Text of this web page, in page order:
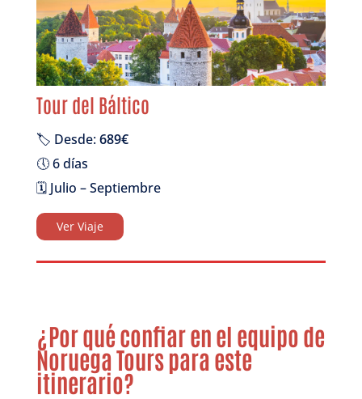
Tour del Báltico
🏷️ Desde:689€
🕔 6 días
🗓️ Julio – Septiembre
Ver Viaje
¿Por qué confiar en el equipo de
Noruega Tours para este
itinerario?